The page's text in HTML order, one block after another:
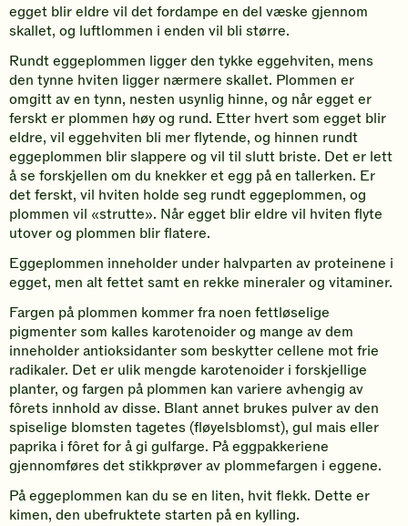
egget blir eldre vil det fordampe en del væske gjennom
skallet, og luftlommen i enden vil bli større.
Rundt eggeplommen ligger den tykke eggehviten, mens
den tynne hviten ligger nærmere skallet. Plommen er
omgitt av en tynn, nesten usynlig hinne, og når egget er
ferskt er plommen høy og rund. Etter hvert som egget blir
eldre, vil eggehviten bli mer flytende, og hinnen rundt
eggeplommen blir slappere og vil til slutt briste. Det er lett
å se forskjellen om du knekker et egg på en tallerken. Er
det ferskt, vil hviten holde seg rundt eggeplommen, og
plommen vil «strutte». Når egget blir eldre vil hviten flyte
utover og plommen blir flatere.
Eggeplommen inneholder under halvparten av proteinene i
egget, men alt fettet samt en rekke mineraler og vitaminer.
Fargen på plommen kommer fra noen fettløselige
pigmenter som kalles karotenoider og mange av dem
inneholder antioksidanter som beskytter cellene mot frie
radikaler. Det er ulik mengde karotenoider i forskjellige
planter, og fargen på plommen kan variere avhengig av
fôrets innhold av disse. Blant annet brukes pulver av den
spiselige blomsten tagetes (fløyelsblomst), gul mais eller
paprika i fôret for å gi gulfarge. På eggpakkeriene
gjennomføres det stikkprøver av plommefargen i eggene.
På eggeplommen kan du se en liten, hvit flekk. Dette er
kimen, den ubefruktete starten på en kylling.